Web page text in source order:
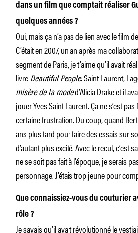
dans un film que comptait réaliser
quelques années ?
Oui, mais ça n’a pas de lien avec le film
C’était en 2007, un an après ma
segment de Paris, je t’aime qu’il avait
livreBeautiful People. Saint Laurent,
misère de la moded’Alicia Drake et il
jouer Yves Saint Laurent. Ça ne s’est pas
certaine frustration. Du coup, quand
ans plus tard pour faire des essais sur
d’autant plus excité. Avec le recul, c’est
ne se soit pas fait à l’époque, je serais
personnage. J’étais trop jeune pour
Que connaissiez-vous du couturier
rôle ?
Je savais qu’il avait révolutionné le